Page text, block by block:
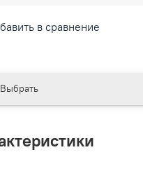
в сравнение
Выбрать